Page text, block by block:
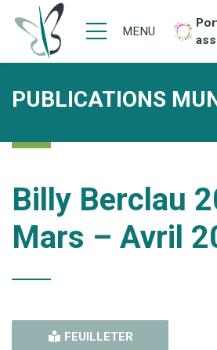
MENU
PUBLICATIONS
Billy Berclau
Mars – Avril
FEUILLETER